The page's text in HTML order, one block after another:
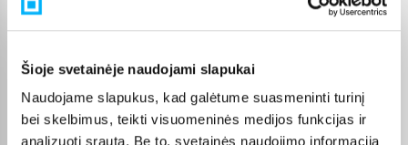
Šioje svetainėje naudojami slapukai
Naudojame slapukus, kad galėtume suasmeninti turinį
bei skelbimus, teikti visuomeninės medijos funkcijas ir
analizuoti srautą. Be to, svetainės naudojimo informaciją
Prekių sąraše lengva peržiūrėti pagrindinius pasiūlymus, o
prekės puslapyje pateikiama detalesnė informacija apie
sąlygas. Taip galite ramiai palyginti kelis variantus, įvertinti jų
BIGBOX.LT suteikia galimybę prekes nuo 150 Eur įsigyti su
nemokamu 24 mėnesių lizingu, todėl pirkti išsimokėtinai galima